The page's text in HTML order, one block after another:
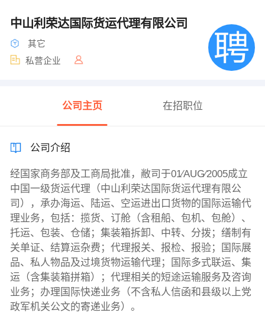
中山利荣达国际货运代理有限公司
其它
私营企业
公司主页 在招职位
公司介绍
经国家商务部及工商局批准，敝司于01∕AUG∕2005成立
中国一级货运代理（中山利荣达国际货运代理有限公
司），承办海运、陆运、空运进出口货物的国际运输代
理业务，包括：揽货、订舱（含租船、包机、包舱）、
托运、包装、仓储；集装箱拆卸、中转、分拨；缮制有
关单证、结算运杂费；代理报关、报检、报验；国际展
品、私人物品及过境货物运输代理；国际多式联运、集
运（含集装箱拼箱）；代理相关的短途运输服务及咨询
业务；办理国际快递业务（不含私人信函和县级以上党
政军机关公文的寄递业务）。